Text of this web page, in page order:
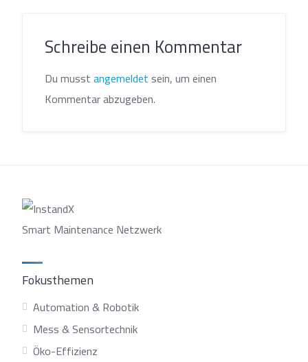
Schreibe einen Kommentar
Du musstangemeldetsein, um einen
Kommentar abzugeben.
Smart Maintenance Netzwerk
Fokusthemen
Automation & Robotik
Mess & Sensortechnik
Öko-Effizienz